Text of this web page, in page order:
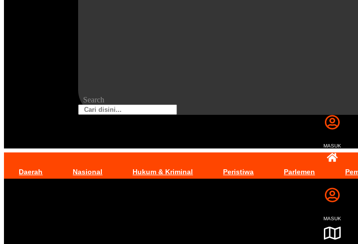
Search
MASUK
Daerah Nasional Hukum & Kriminal Peristiwa Parlemen
MASUK